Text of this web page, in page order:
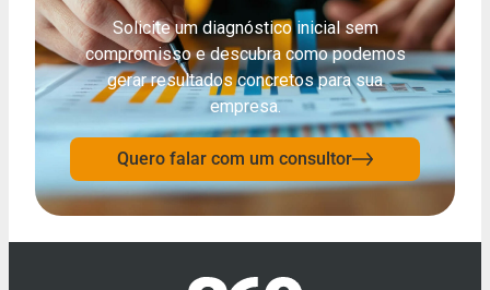
Solicite um diagnóstico inicial sem
compromisso e descubra como podemos
gerar resultados concretos para sua
empresa.
Quero falar com um consultor